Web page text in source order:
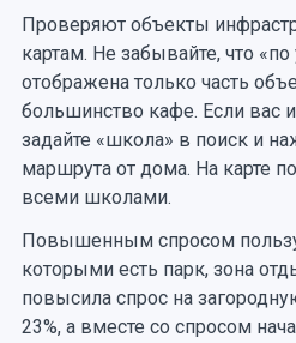
Проверяют объекты
картам. Не забывайте, что
отображена только часть
большинство кафе. Если вас
задайте «школа» в поиск и
маршрута от дома. На карте
всеми школами.
Повышенным спросом
которыми есть парк, зона
повысила спрос на
23%, а вместе со спросом